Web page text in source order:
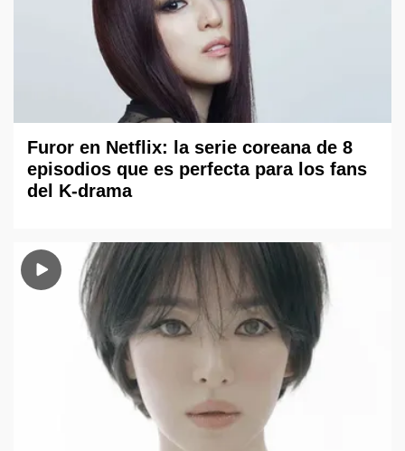
Furor en Netflix: la serie coreana de 8
episodios que es perfecta para los fans
del K-drama